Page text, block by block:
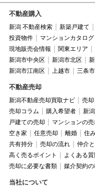
不動産購入
新潟 不動産検索 新築戸建て
投資物件
マンションカタログ
現地販売会情報
関東エリア
新潟市中央区
新潟市北区
新潟市江南区
上越市 三条市
不動産売却
新潟不動産売却買取ナビ 売
売却コラム
購入希望者 新
戸建ての売却
マンションの売
空き家
任意売却 離婚 住
共有持分
売却の流れ 仲介
高く売るポイント
よくある質
売却に必要な書類
媒介契約
当社について